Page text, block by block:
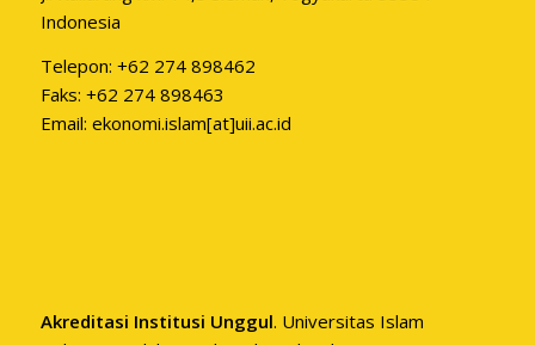
Indonesia
Telepon: +62 274 898462
Faks: +62 274 898463
Email: ekonomi.islam[at]uii.ac.id
Akreditasi Institusi Unggul. Universitas Islam